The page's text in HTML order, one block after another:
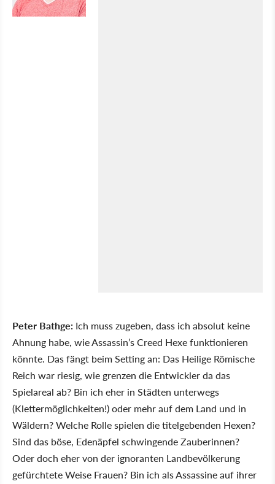
Peter Bathge: Ich muss zugeben, dass ich absolut keine
Ahnung habe, wie Assassin’s Creed Hexe funktionieren
könnte. Das fängt beim Setting an: Das Heilige Römische
Reich war riesig, wie grenzen die Entwickler da das
Spielareal ab? Bin ich eher in Städten unterwegs
(Klettermöglichkeiten!) oder mehr auf dem Land und in
Wäldern? Welche Rolle spielen die titelgebenden Hexen?
Sind das böse, Edenäpfel schwingende Zauberinnen?
Oder doch eher von der ignoranten Landbevölkerung
gefürchtete Weise Frauen? Bin ich als Assassine auf ihrer